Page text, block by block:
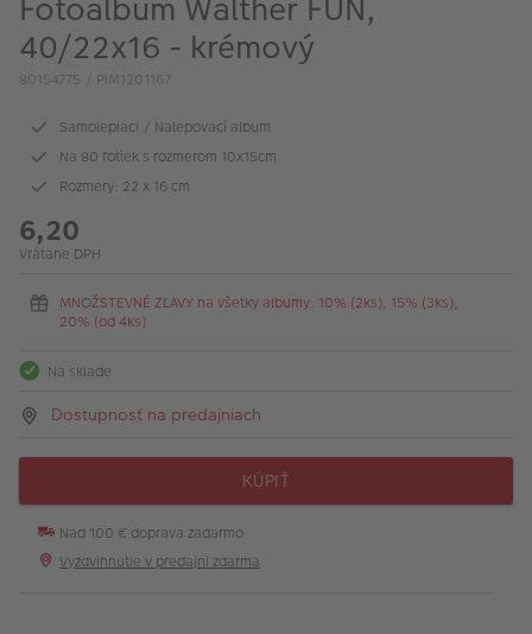
Fotoalbum Walther FUN,
40/22x16 - krémový
80154775 / PIM1201167
Samolepiaci / Nalepovací album
Na 80 fotiek s rozmerom 10x15cm
Rozmery: 22 x 16 cm
6,20
Vrátane DPH
MNOŽSTEVNÉ ZĽAVY na všetky albumy: 10% (2ks), 15% (3ks),
20% (od 4ks)
Na sklade
Dostupnosť na predajniach
KÚPIŤ
Nad 100 € doprava zadarmo
Vyzdvihnutie v predajni zdarma